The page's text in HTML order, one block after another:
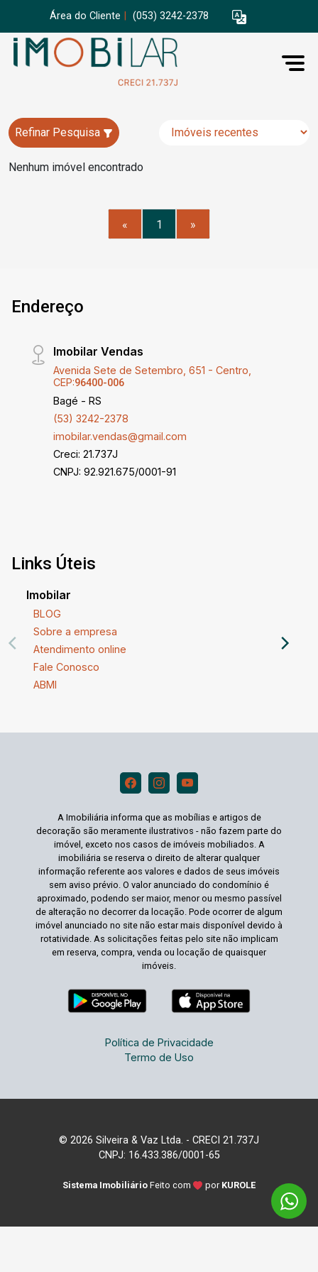
Área do Cliente (053) 3242-2378
Refinar Pesquisa
Nenhum imóvel encontrado
« 1 »
Endereço
Imobilar Vendas
Avenida Sete de Setembro, 651 - Centro,
CEP:96400-006
Bagé - RS
(53) 3242-2378
imobilar.vendas@gmail.com
Creci: 21.737J
CNPJ: 92.921.675/0001-91
Links Úteis
Imobilar
BLOG
Sobre a empresa
Atendimento online
Fale Conosco
ABMI
A Imobiliária informa que as mobílias e artigos de
decoração são meramente ilustrativos - não fazem parte do
imóvel, exceto nos casos de imóveis mobiliados. A
imobiliária se reserva o direito de alterar qualquer
informação referente aos valores e dados de seus imóveis
sem aviso prévio. O valor anunciado do condomínio é
aproximado, podendo ser maior, menor ou mesmo passível
de alteração no decorrer da locação. Pode ocorrer de algum
imóvel anunciado no site não estar mais disponível devido à
rotatividade. As solicitações feitas pelo site não implicam
em reserva, compra, venda ou locação de quaisquer
imóveis.
Política de Privacidade
Termo de Uso
© 2026 Silveira & Vaz Ltda. - CRECI 21.737J
CNPJ: 16.433.386/0001-65
Sistema Imobiliário Feito com por KUROLE